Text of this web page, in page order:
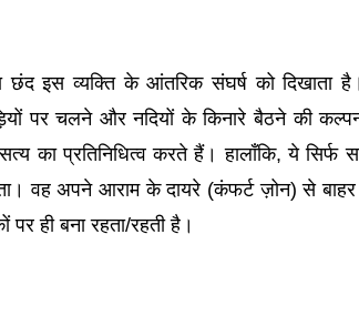
छंद इस व्यक्ति के आंतरिक संघर्ष को
पर चलने और नदियों के किनारे बैठने की
का प्रतिनिधित्व करते हैं। हालाँकि, ये सिर्फ
वह अपने आराम के दायरे (कंफर्ट ज़ोन) से
पर ही बना रहता/रहती है।